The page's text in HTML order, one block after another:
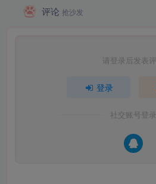
评论 抢沙发
请登录后发表
登录
社交账号登录